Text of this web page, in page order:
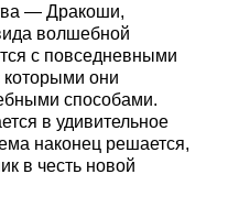
— Дракоши,
волшебной
с повседневными
которыми они
способами.
в удивительное
наконец решается,
в честь новой